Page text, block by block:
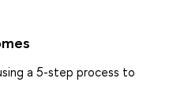
a 5-step process to